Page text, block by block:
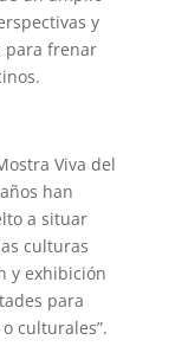
y
para frenar
Viva del
han
a situar
culturas
y exhibición
para
culturales”.